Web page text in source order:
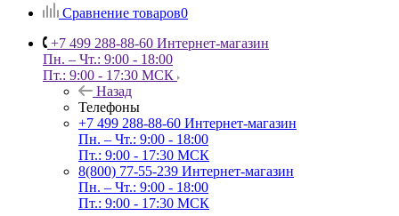
Сравнение товаров0
+7 499 288-88-60 Интернет-магазин
Пн. – Чт.: 9:00 - 18:00
Пт.: 9:00 - 17:30 МСК
Назад
Телефоны
+7 499 288-88-60 Интернет-магазин
Пн. – Чт.: 9:00 - 18:00
Пт.: 9:00 - 17:30 МСК
8(800) 77-55-239 Интернет-магазин
Пн. – Чт.: 9:00 - 18:00
Пт.: 9:00 - 17:30 МСК